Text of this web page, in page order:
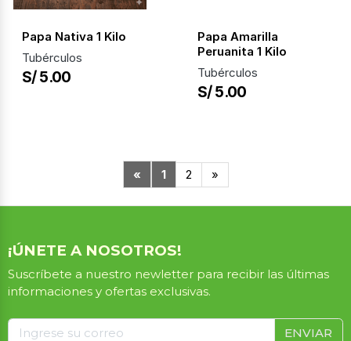
Papa Nativa 1 Kilo
Tubérculos
S/ 5.00
Papa Amarilla
Peruanita 1 Kilo
Tubérculos
S/ 5.00
« 1 2 »
¡ÚNETE A NOSOTROS!
Suscríbete a nuestro newletter para recibir las últimas
informaciones y ofertas exclusivas.
ENVIAR